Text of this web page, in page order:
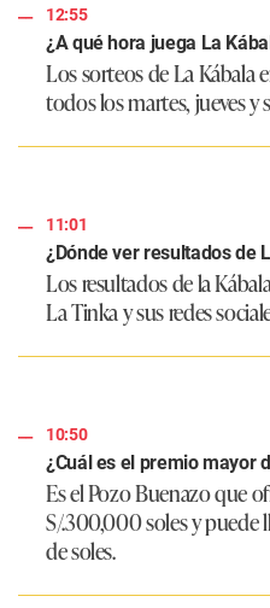
12:55
¿A qué hora juega La
Los sorteos de La Kábala
todos los martes, jueves y
11:01
¿Dónde ver resultados de
Los resultados de la
La Tinka y sus redes
10:50
¿Cuál es el premio mayor
Es el Pozo Buenazo que
S/.300,000 soles y puede
de soles.